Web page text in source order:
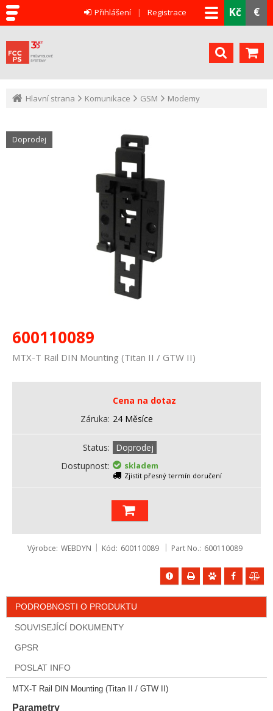
Kč €
Přihlášení Registrace
Hlavní strana Komunikace GSM Modemy
Doprodej
600110089
MTX-T Rail DIN Mounting (Titan II / GTW II)
Cena na dotaz
Záruka 24 Měsíce
Status
Doprodej
Dostupnost
skladem
Zjistit přesný termín doručení
Výrobce WEBDYN Kód 600110089 Part No. 600110089
PODROBNOSTI O PRODUKTU
SOUVISEJÍCÍ DOKUMENTY
GPSR
POSLAT INFO
MTX-T Rail DIN Mounting (Titan II / GTW II)
Parametry